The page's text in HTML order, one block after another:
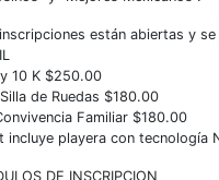
están abiertas y
10 K $250.00
de Ruedas $180.00
Familiar $180.00
incluye playera con tecnología
DE INSCRIPCION